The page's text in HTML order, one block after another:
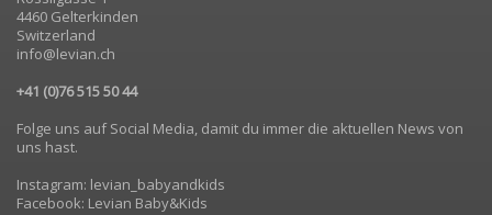
4460 Gelterkinden
Switzerland
info@levian.ch
+41 (0)76 515 50 44
Folge uns auf Social Media, damit du immer die aktuellen News von
uns hast.
Instagram: levian_babyandkids
Facebook: Levian Baby&Kids